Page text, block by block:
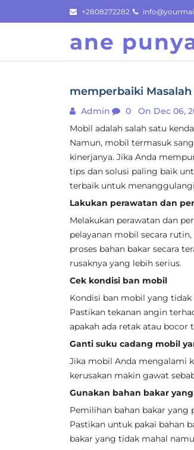
to
+2808272282
ane
memperbaiki
Admin 0
On Dec 06,
Mobil adalah salah satu
Namun, mobil termasuk
kinerjanya. Jika Anda
tips dan solusi paling baik
terbaik untuk
Lakukan perawatan dan
Melakukan perawatan dan
pelayanan mobil secara
proses bahan bakar secara
rusaknya yang lebih serius.
Cek kondisi ban mobil
Kondisi ban mobil yang
Pastikan tekanan angin
apakah ada retak atau bocor
Ganti suku cadang mobil
Jika mobil Anda mengalami
kerusakan makin gawat
Gunakan bahan bakar
Pemilihan bahan bakar
Pastikan untuk pakai bahan
bakar yang tidak mahal